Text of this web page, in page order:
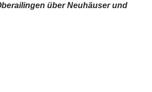
über Neuhäuser und